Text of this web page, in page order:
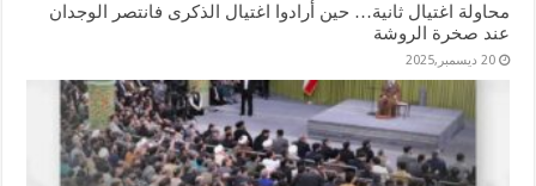
محاولة اغتيال ثانية… حين أرادوا اغتيال الذكرى فانتصر الوجدان
عند صخرة الروشة
20 ديسمبر,2025